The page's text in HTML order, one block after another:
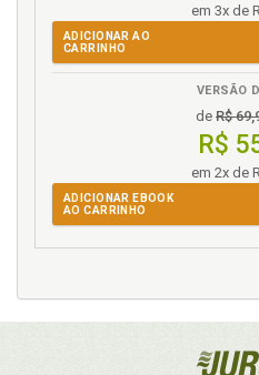
em 3x de
ADICIONAR AO
CARRINHO
VERSÃO
de R$
R$
em 2x de
ADICIONAR EBOOK
AO CARRINHO